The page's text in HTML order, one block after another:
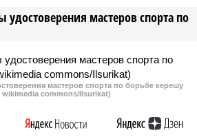
удостоверения мастеров спорта по
мастеров спорта по борьбе керешу
commons/Ilsurikat)